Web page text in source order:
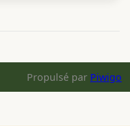
Propulsé par Piwigo